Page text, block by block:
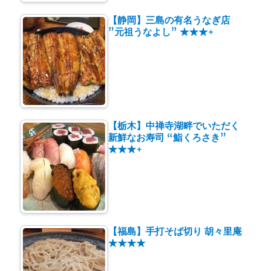
【静岡】三島の有名うなぎ店
”元祖うなよし” ★★★+
【栃木】中禅寺湖畔でいただく
新鮮なお寿司 “鮨くろさき”
★★★+
【福島】手打そば切り 胡々里庵
★★★★